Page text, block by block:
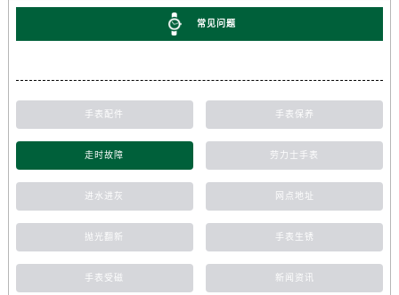
常见问题
手表配件 手表保养
走时故障 劳力士手表
进水进灰 网点地址
抛光翻新 手表生锈
手表受磁 新闻资讯